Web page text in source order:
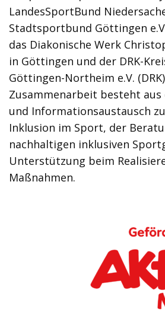
LandesSportBund
Stadtsportbund Göttingen
das Diakonische Werk
in Göttingen und der DRK-
Göttingen-Northeim e.V.
Zusammenarbeit besteht aus
und Informationsaustausch
Inklusion im Sport, der
nachhaltigen inklusiven
Unterstützung beim
Maßnahmen.